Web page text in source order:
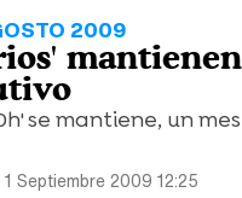
2009
se mantiene, un
Septiembre 2009 12:25